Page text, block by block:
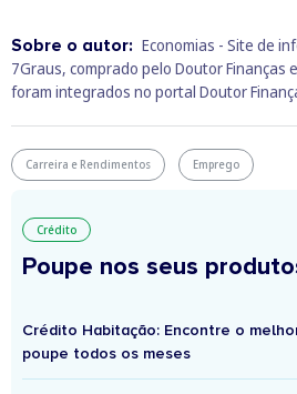
Sobre o autor: Economias - Site de
7Graus, comprado pelo Doutor Finanças
foram integrados no portal Doutor
Carreira e Rendimentos Emprego
Crédito
Poupe nos seus
Crédito Habitação: Encontre o
poupe todos os meses